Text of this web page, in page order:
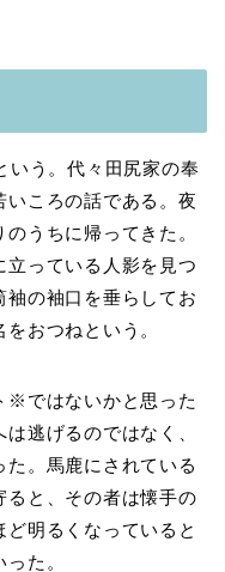
いう。代々田尻家の奉
ころの話である。夜
うちに帰ってきた。
立っている人影を見つ
袖の袖口を垂らしてお
おつねという。
※ではないかと思った
逃げるのではなく、
。馬鹿にされている
ると、その者は懐手の
明るくなっていると
た。